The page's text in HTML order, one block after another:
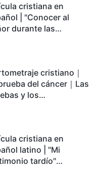
sobrevivir?
cristiana en
| "Conocer al
durante las
refugio?
cristiano｜
del cáncer｜Las
y los
cristiana en
latino | "Mi
tardío"